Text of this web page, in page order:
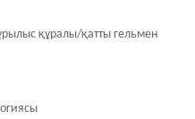
құралы/қатты гельмен